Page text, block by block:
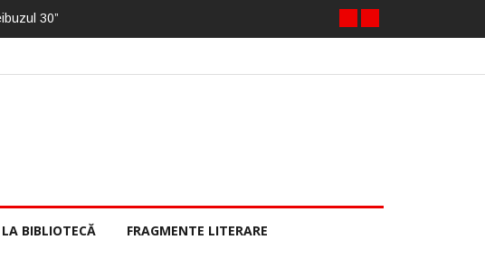
30”
BIBLIOTECĂ FRAGMENTE LITERARE